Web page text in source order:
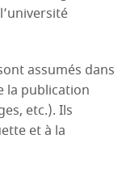
assumés dans
la publication
etc.). Ils
et à la